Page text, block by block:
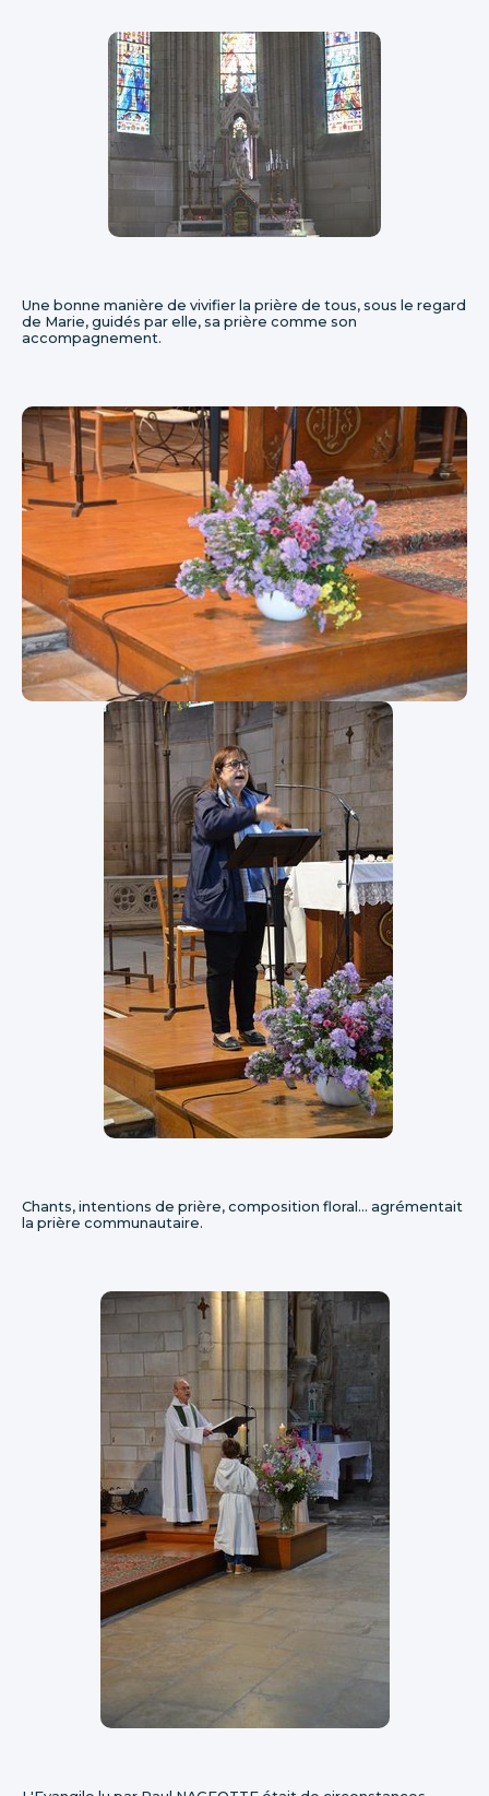
Une bonne manière de vivifier la prière de tous, sous le regard
de Marie, guidés par elle, sa prière comme son
accompagnement.
Chants, intentions de prière, composition floral... agrémentait
la prière communautaire.